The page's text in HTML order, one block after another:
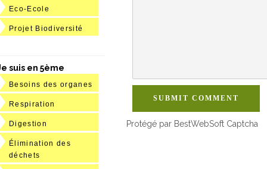
SUBMIT COMMENT
Protégé par BestWebSoft Captcha
Eco-Ecole
Projet Biodiversité
suis en 5ème
Besoins des organes
Respiration
Digestion
Élimination des
déchets